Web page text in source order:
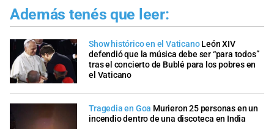
Además tenés que leer:
Show histórico en el Vaticano León XIV
defendió que la música debe ser “para todos”
tras el concierto de Bublé para los pobres en
el Vaticano
Tragedia en Goa Murieron 25 personas en un
incendio dentro de una discoteca en India